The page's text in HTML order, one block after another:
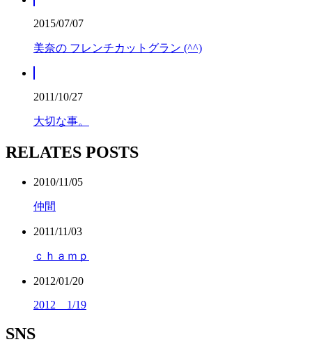
2015/07/07
美奈の フレンチカットグラン (^^)
2011/10/27
大切な事。
RELATES POSTS
2010/11/05
仲間
2011/11/03
ｃｈａｍｐ
2012/01/20
2012 1/19
SNS